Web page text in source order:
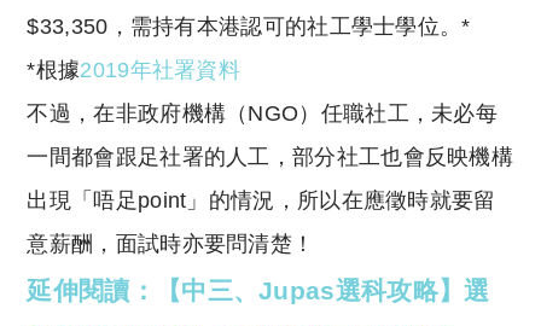
$33,350，需持有本港認可的社工學士學位。*
*根據2019年社署資料
不過，在非政府機構（NGO）任職社工，未必每
一間都會跟足社署的人工，部分社工也會反映機構
出現「唔足point」的情況，所以在應徵時就要留
意薪酬，面試時亦要問清楚！
延伸閱讀：【中三、Jupas選科攻略】選